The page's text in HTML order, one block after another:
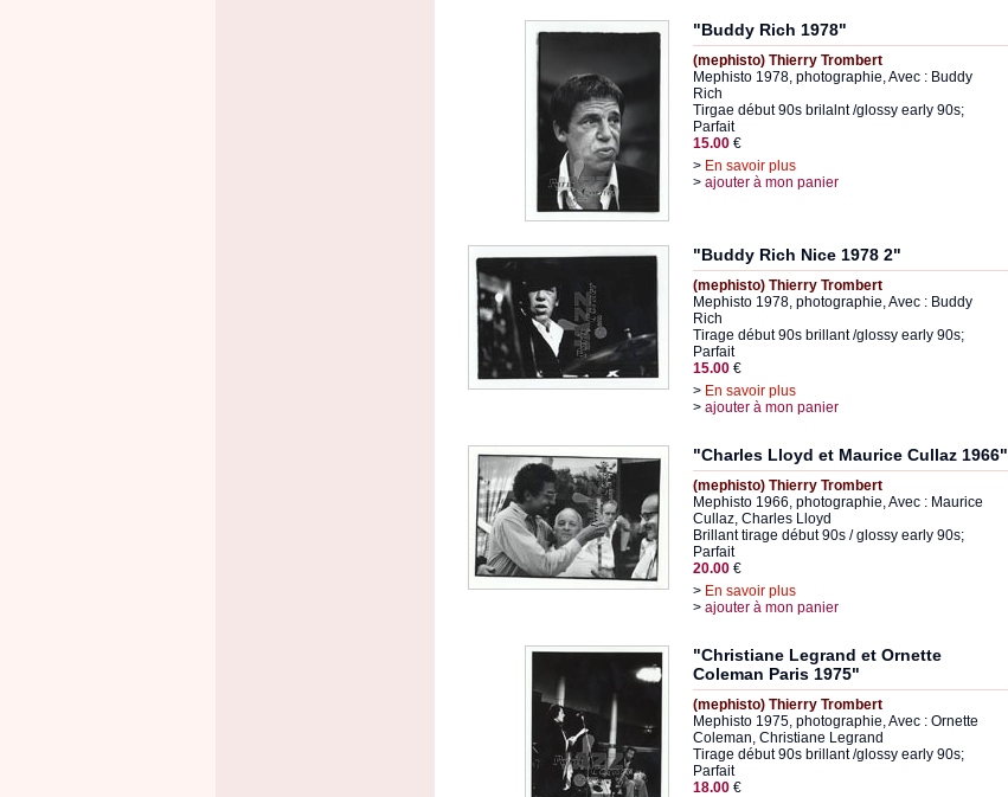
"Buddy Rich 1978"
(mephisto) Thierry Trombert
Mephisto 1978, photographie, Avec : Buddy
Rich
Tirgae début 90s brilalnt /glossy early 90s;
Parfait
15.00 €
> En savoir plus
> ajouter à mon panier
"Buddy Rich Nice 1978 2"
(mephisto) Thierry Trombert
Mephisto 1978, photographie, Avec : Buddy
Rich
Tirage début 90s brillant /glossy early 90s;
Parfait
15.00 €
> En savoir plus
> ajouter à mon panier
"Charles Lloyd et Maurice Cullaz 1966"
(mephisto) Thierry Trombert
Mephisto 1966, photographie, Avec : Maurice
Cullaz, Charles Lloyd
Brillant tirage début 90s / glossy early 90s;
Parfait
20.00 €
> En savoir plus
> ajouter à mon panier
"Christiane Legrand et Ornette
Coleman Paris 1975"
(mephisto) Thierry Trombert
Mephisto 1975, photographie, Avec : Ornette
Coleman, Christiane Legrand
Tirage début 90s brillant /glossy early 90s;
Parfait
18.00 €